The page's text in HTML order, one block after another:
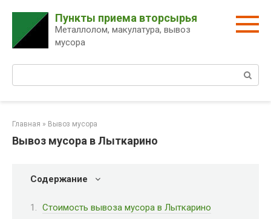
контенту
Пункты приема вторсырья
Металлолом, макулатура, вывоз
мусора
Главная » Вывоз мусора
Вывоз мусора в Лыткарино
Содержание
Стоимость вывоза мусора в Лыткарино